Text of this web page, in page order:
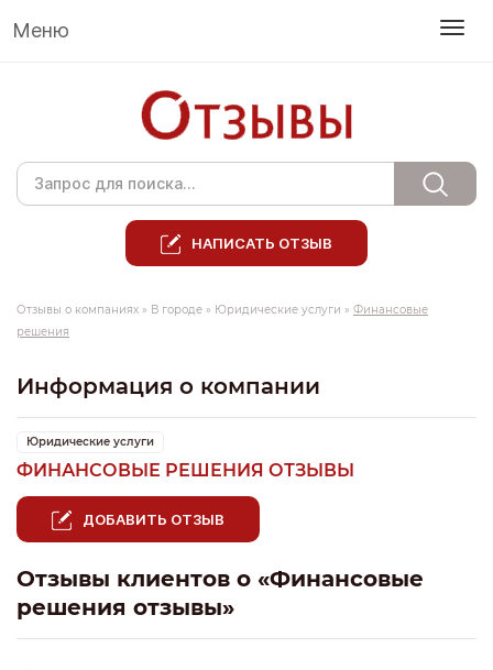
Меню
НАПИСАТЬ ОТЗЫВ
Отзывы о компаниях » В городе » Юридические услуги » Финансовые
решения
Информация о компании
Юридические услуги
ФИНАНСОВЫЕ РЕШЕНИЯ ОТЗЫВЫ
ДОБАВИТЬ ОТЗЫВ
Отзывы клиентов о «Финансовые
решения отзывы»